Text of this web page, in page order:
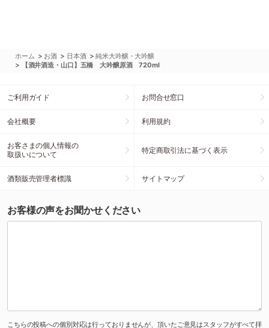
ホーム > お酒 > 日本酒 >純米大吟醸・大吟醸
> 【酒井酒造・山口】五橋 大吟醸原酒 720ml
ご利用ガイド お問合せ窓口
会社概要 利用規約
お客さまの個人情報の
取扱いについて
特定商取引法に基づく表示
酒類販売管理者標識 サイトマップ
お客様の声をお聞かせください
こちらの投稿への個別対応は行っておりませんが、頂いたご意見はスタッフがすべて拝